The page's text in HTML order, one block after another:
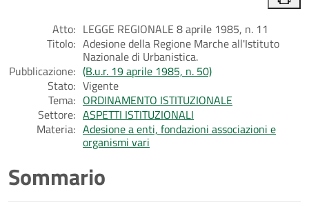
Atto: LEGGE REGIONALE 8 aprile 1985, n. 11
Titolo: Adesione della Regione Marche all'Istituto
Nazionale di Urbanistica.
Pubblicazione: (B.u.r. 19 aprile 1985, n. 50)
Stato: Vigente
Tema: ORDINAMENTO ISTITUZIONALE
Settore: ASPETTI ISTITUZIONALI
Materia: Adesione a enti, fondazioni associazioni e
organismi vari
Sommario